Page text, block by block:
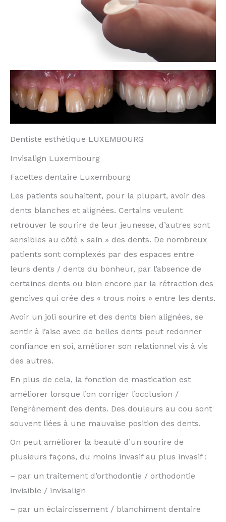
Dentiste esthétique LUXEMBOURG
Invisalign Luxembourg
Facettes dentaire Luxembourg
Les patients souhaitent, pour la plupart, avoir des
dents blanches et alignées. Certains veulent
retrouver le sourire de leur jeunesse, d’autres sont
sensibles au côté « sain » des dents. De nombreux
patients sont complexés par des espaces entre
leurs dents / dents du bonheur, par l’absence de
certaines dents ou bien encore par la rétraction des
gencives qui crée des « trous noirs » entre les dents.
Avoir un joli sourire et des dents bien alignées, se
sentir à l’aise avec de belles dents peut redonner
confiance en soi, améliorer son relationnel vis à vis
des autres.
En plus de cela, la fonction de mastication est
améliorer lorsque l’on corriger l’occlusion /
l’engrènement des dents. Des douleurs au cou sont
souvent liées à une mauvaise position des dents.
On peut améliorer la beauté d’un sourire de
plusieurs façons, du moins invasif au plus invasif :
– par un traitement d’orthodontie / orthodontie
invisible / invisalign
– par un éclaircissement / blanchiment dentaire